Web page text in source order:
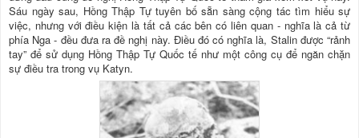
Sáu ngày sau, Hồng Thập Tự tuyên bố sẵn sàng cộng tác tìm hiểu sự
việc, nhưng với điều kiện là tất cả các bên có liên quan - nghĩa là cả từ
phía Nga - đều đưa ra đề nghị này. Điều đó có nghĩa là, Stalin được “rảnh
tay” để sử dụng Hồng Thập Tự Quốc tế như một công cụ để ngăn chặn
sự điều tra trong vụ Katyn.